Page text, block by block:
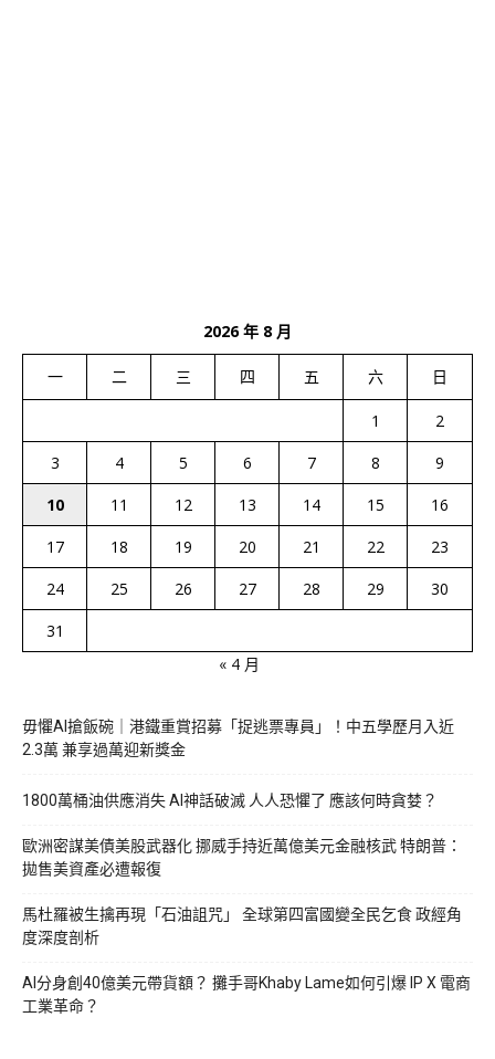
2026 年 8 月
一 二 三 四 五 六 日
1
2
3
4 5 6 7 8
9
10
11 12 13 14 15
16
17
18 19 20 21 22
23
24
25 26 27 28 29
30
31
« 4 月
毋懼AI搶飯碗｜港鐵重賞招募「捉逃票專員」！中五學歷月入近
2.3萬 兼享過萬迎新獎金
1800萬桶油供應消失 AI神話破滅 人人恐懼了 應該何時貪婪？
歐洲密謀美債美股武器化 挪威手持近萬億美元金融核武 特朗普：
拋售美資產必遭報復
馬杜羅被生擒再現「石油詛咒」 全球第四富國變全民乞食 政經角
度深度剖析
AI分身創40億美元帶貨額？ 攤手哥Khaby Lame如何引爆 IP X 電商
工業革命？